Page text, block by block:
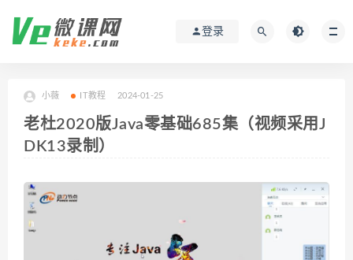
登录
小薇 IT教程 2024-01-25
老杜2020版Java零基础685集（视频采用J
DK13录制）